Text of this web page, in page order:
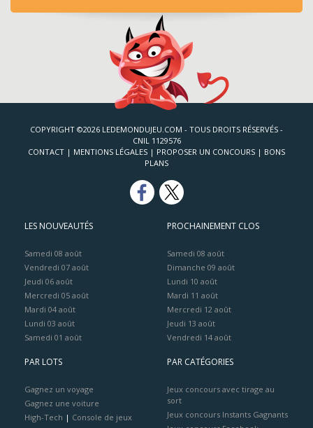
COPYRIGHT ©2026 LEDEMONDUJEU.COM - TOUS DROITS RÉSERVÉS -
CNIL 1129576
CONTACT | MENTIONS LÉGALES | PROPOSER UN CONCOURS | BONS
PLANS
LES NOUVEAUTÉS
Samedi 08 août
Vendredi 07 août
Jeudi 06 août
Mercredi 05 août
Mardi 04 août
Lundi 03 août
Samedi 01 août
PROCHAINEMENT CLOS
Samedi 08 août
Dimanche 09 août
Lundi 10 août
Mardi 11 août
Mercredi 12 août
Jeudi 13 août
Vendredi 14 août
PAR LOTS
Gagnez un voyage
Gagnez une voiture
High-Tech | Console de jeux
PAR CATÉGORIES
Jeux concours avec tirage au
sort
Jeux concours Instants Gagnants